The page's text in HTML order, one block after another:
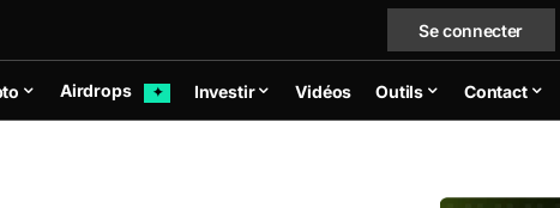
Se connecter
Airdrops ✦ Investir Vidéos Outils Contact